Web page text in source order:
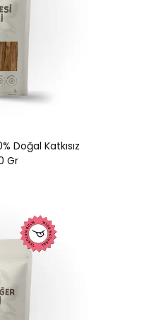
Doğal Katkısız
Gr